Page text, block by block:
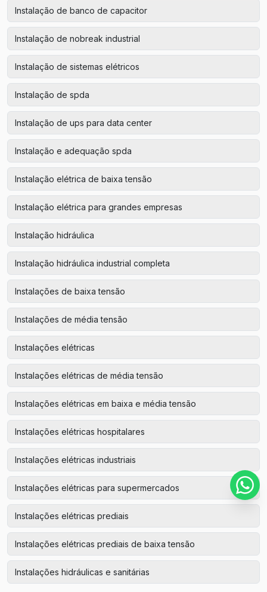
Instalação de banco de capacitor
Instalação de nobreak industrial
Instalação de sistemas elétricos
Instalação de spda
Instalação de ups para data center
Instalação e adequação spda
Instalação elétrica de baixa tensão
Instalação elétrica para grandes empresas
Instalação hidráulica
Instalação hidráulica industrial completa
Instalações de baixa tensão
Instalações de média tensão
Instalações elétricas
Instalações elétricas de média tensão
Instalações elétricas em baixa e média tensão
Instalações elétricas hospitalares
Instalações elétricas industriais
Instalações elétricas para supermercados
Instalações elétricas prediais
Instalações elétricas prediais de baixa tensão
Instalações hidráulicas e sanitárias